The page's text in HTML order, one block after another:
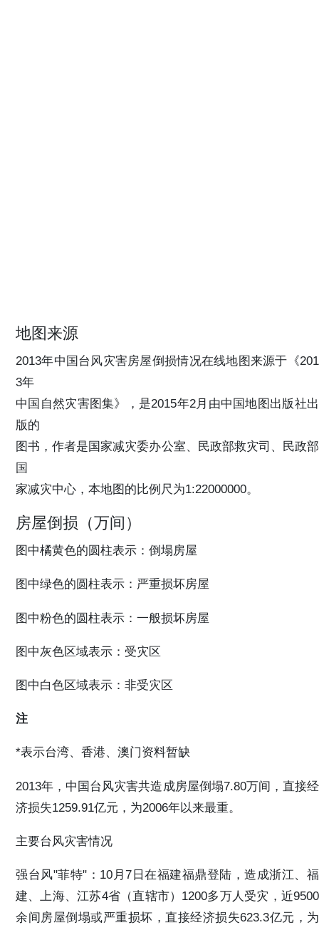
地图来源
2013年中国台风灾害房屋倒损情况在线地图来源于《201
3年
中国自然灾害图集》，是2015年2月由中国地图出版社出
版的
图书，作者是国家减灾委办公室、民政部救灾司、民政部
国
家减灾中心，本地图的比例尺为1:22000000。
房屋倒损（万间）
图中橘黄色的圆柱表示：倒塌房屋
图中绿色的圆柱表示：严重损坏房屋
图中粉色的圆柱表示：一般损坏房屋
图中灰色区域表示：受灾区
图中白色区域表示：非受灾区
注
*表示台湾、香港、澳门资料暂缺
2013年，中国台风灾害共造成房屋倒塌7.80万间，直接经
济损失1259.91亿元，为2006年以来最重。
主要台风灾害情况
强台风"菲特"：10月7日在福建福鼎登陆，造成浙江、福
建、上海、江苏4省（直辖市）1200多万人受灾，近9500
余间房屋倒塌或严重损坏，直接经济损失623.3亿元，为